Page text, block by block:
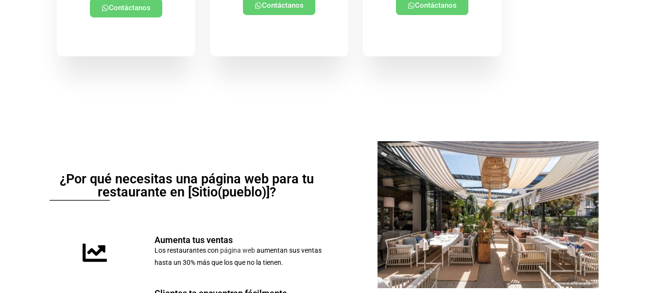
Contáctanos Contáctanos Contáctanos
¿Por qué necesitas una página web para tu
restaurante en [Sitio(pueblo)]?
Aumenta tus ventas
Los restaurantes con página webaumentan sus ventas
hasta un 30% más que los que no la tienen.